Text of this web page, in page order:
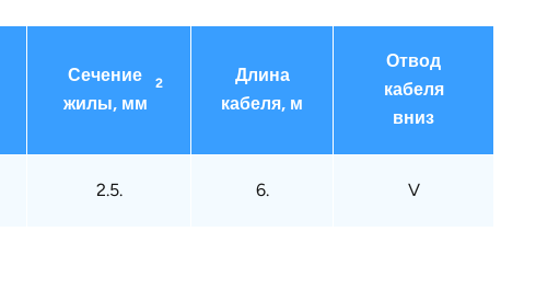
Сечение
жилы, мм
2
Длина
кабеля, м
Отвод
кабеля
вниз
2.5. 6. V